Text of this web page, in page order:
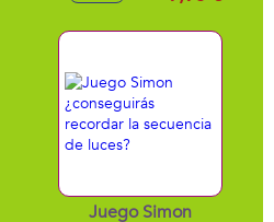
Juego Simon